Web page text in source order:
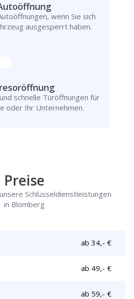
wenn Sie sich
ausgesperrt haben.
schnelle Türöffnungen für
oder Ihr Unternehmen.
Preise
Schlüsseldienstleistungen
in Blomberg
ab 34,- €
ab 49,- €
ab 59,- €